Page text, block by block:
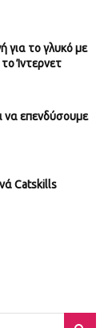
για το γλυκό με
Ίντερνετ
να επενδύσουμε
Catskills